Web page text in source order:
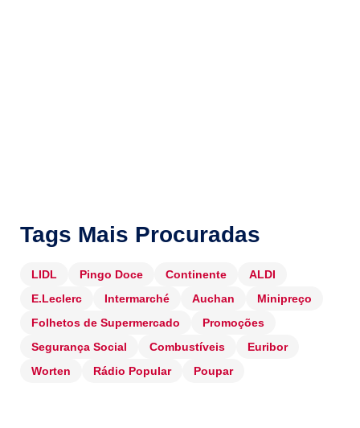
Tags Mais Procuradas
LIDL Pingo Doce Continente
ALDI
E.Leclerc
Intermarché Auchan
Minipreço
Folhetos de Supermercado
Promoções
Segurança Social
Combustíveis
Euribor
Worten
Rádio Popular Poupar